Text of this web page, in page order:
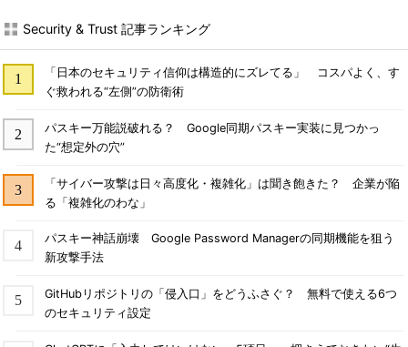
Security & Trust 記事ランキング
「日本のセキュリティ信仰は構造的にズレてる」 コスパよく、す
ぐ救われる“左側”の防衛術
パスキー万能説破れる？ Google同期パスキー実装に見つかっ
た“想定外の穴”
「サイバー攻撃は日々高度化・複雑化」は聞き飽きた？ 企業が陥
る「複雑化のわな」
パスキー神話崩壊 Google Password Managerの同期機能を狙う
新攻撃手法
GitHubリポジトリの「侵入口」をどうふさぐ？ 無料で使える6つ
のセキュリティ設定